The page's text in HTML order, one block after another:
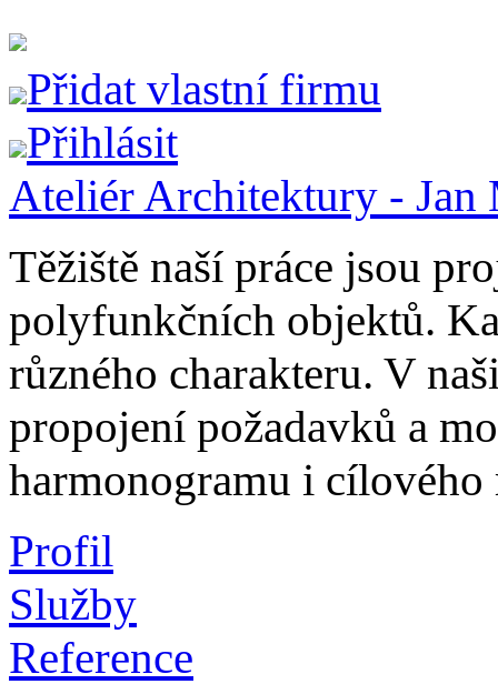
Přidat vlastní firmu
Přihlásit
Ateliér Architektury - Jan
Těžiště naší práce jsou
polyfunkčních objektů.
různého charakteru. V
propojení požadavků a
harmonogramu i cílového
Profil
Služby
Reference